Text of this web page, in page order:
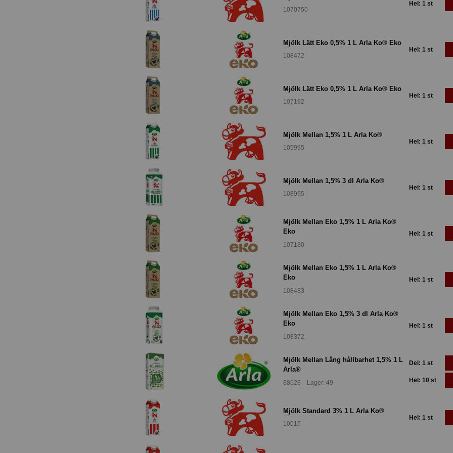
1070750
Hel: 1 st
Mjölk Lätt Eko 0,5% 1 L Arla Ko® Eko
108472
Hel: 1 st
Mjölk Lätt Eko 0,5% 1 L Arla Ko® Eko
107192
Hel: 1 st
Mjölk Mellan 1,5% 1 L Arla Ko®
105995
Hel: 1 st
Mjölk Mellan 1,5% 3 dl Arla Ko®
108965
Hel: 1 st
Mjölk Mellan Eko 1,5% 1 L Arla Ko®
Eko
107180
Hel: 1 st
Mjölk Mellan Eko 1,5% 1 L Arla Ko®
Eko
108483
Hel: 1 st
Mjölk Mellan Eko 1,5% 3 dl Arla Ko®
Eko
108372
Hel: 1 st
Mjölk Mellan Lång hållbarhet 1,5% 1 L
Arla®
88626 Lager: 49
Del: 1 st
Hel: 10 st
Mjölk Standard 3% 1 L Arla Ko®
10015
Hel: 1 st